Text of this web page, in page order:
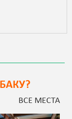
ВСЕ МЕСТА